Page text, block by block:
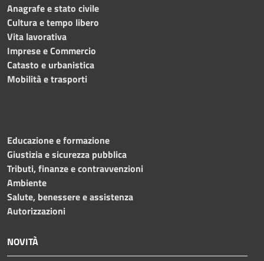
Anagrafe e stato civile
Cultura e tempo libero
Vita lavorativa
Imprese e Commercio
Catasto e urbanistica
Mobilità e trasporti
Educazione e formazione
Giustizia e sicurezza pubblica
Tributi, finanze e contravvenzioni
Ambiente
Salute, benessere e assistenza
Autorizzazioni
NOVITÀ